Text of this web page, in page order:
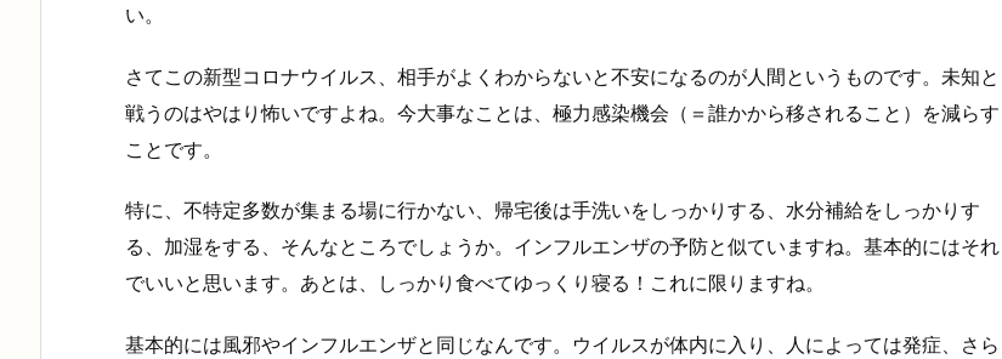
い。
さてこの新型コロナウイルス、相手がよくわからないと不安になるのが人間というものです。未知と
戦うのはやはり怖いですよね。今大事なことは、極力感染機会（＝誰かから移されること）を減らす
ことです。
特に、不特定多数が集まる場に行かない、帰宅後は手洗いをしっかりする、水分補給をしっかりす
る、加湿をする、そんなところでしょうか。インフルエンザの予防と似ていますね。基本的にはそれ
でいいと思います。あとは、しっかり食べてゆっくり寝る！これに限りますね。
基本的には風邪やインフルエンザと同じなんです。ウイルスが体内に入り、人によっては発症、さら